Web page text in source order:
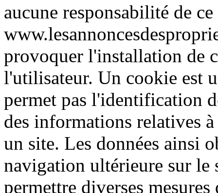
aucune responsabilité de
provoquer l'installation de
l'utilisateur. Un cookie est
permet pas l'identification
des informations relatives
un site. Les données ainsi
navigation ultérieure sur le
permettre diverses